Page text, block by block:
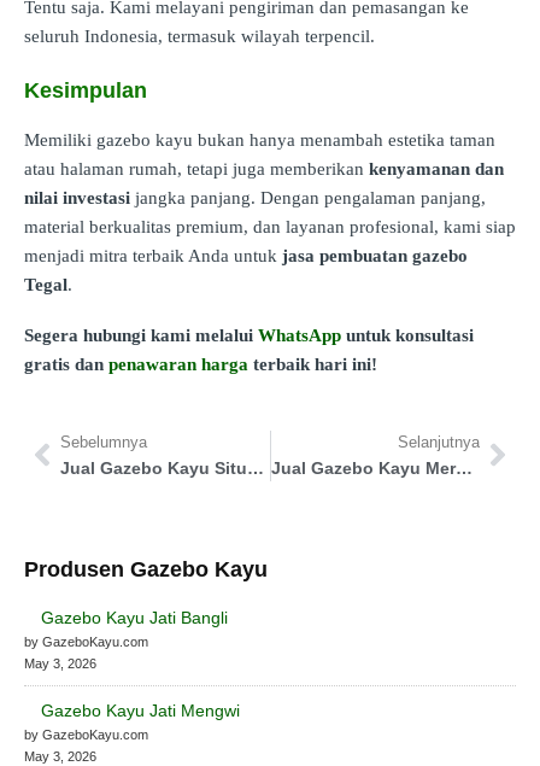
Tentu saja. Kami melayani pengiriman dan pemasangan ke
seluruh Indonesia, termasuk wilayah terpencil.
Kesimpulan
Memiliki gazebo kayu bukan hanya menambah estetika taman
atau halaman rumah, tetapi juga memberikan kenyamanan dan
nilai investasi jangka panjang. Dengan pengalaman panjang,
material berkualitas premium, dan layanan profesional, kami siap
menjadi mitra terbaik Anda untuk jasa pembuatan gazebo
Tegal.
Segera hubungi kami melalui WhatsApp untuk konsultasi
gratis dan penawaran harga terbaik hari ini!
Sebelumnya
Jual Gazebo Kayu Situbondo
Selanjutnya
Jual Gazebo Kayu Merauke
Produsen Gazebo Kayu
Gazebo Kayu Jati Bangli
by GazeboKayu.com
May 3, 2026
Gazebo Kayu Jati Mengwi
by GazeboKayu.com
May 3, 2026